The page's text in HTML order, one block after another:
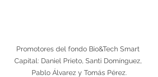
Promotores del fondo Bio&Tech Smart
Capital: Daniel Prieto, Santi Domínguez,
Pablo Álvarez y Tomás Pérez.